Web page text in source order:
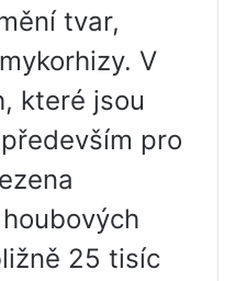
tvar,
V
které jsou
pro
25 tisíc